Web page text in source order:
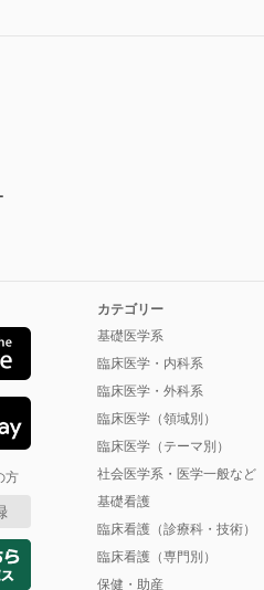
方
カテゴリー
基礎医学系
臨床医学・内科系
臨床医学・外科系
臨床医学（領域別）
臨床医学（テーマ別）
社会医学系・医学一般など
基礎看護
臨床看護（診療科・技術）
臨床看護（専門別）
保健・助産